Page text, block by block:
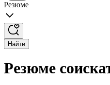
Резюме
Найти
Резюме